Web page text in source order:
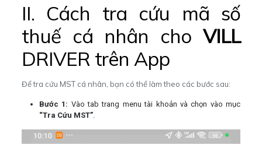
II. Cách tra cứu mã số
thuế cá nhân choVILL
DRIVER trên App
Để tra cứu MST cá nhân, bạn có thể làm theo các bước sau:
Bước 1: Vào tab trang menu tài khoản và chọn vào mục
“Tra Cứu MST”.